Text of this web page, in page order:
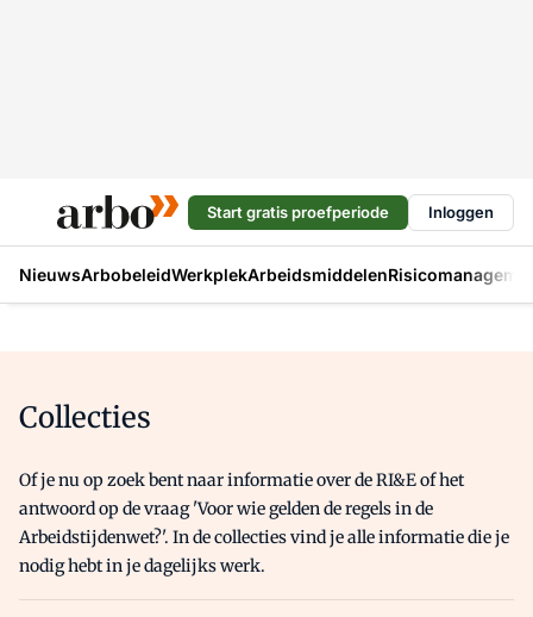
Start gratis proefperiode Inloggen
NieuwsArbobeleidWerkplekArbeidsmiddelen
Collecties
Of je nu op zoek bent naar informatie over de RI&E of het
antwoord op de vraag 'Voor wie gelden de regels in de
Arbeidstijdenwet?'. In de collecties vind je alle informatie die je
nodig hebt in je dagelijks werk.